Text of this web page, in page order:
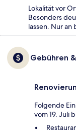
Lokalität vor
Besonders
lassen. Nur
Gebühren
Folgende
vom 19. Juli